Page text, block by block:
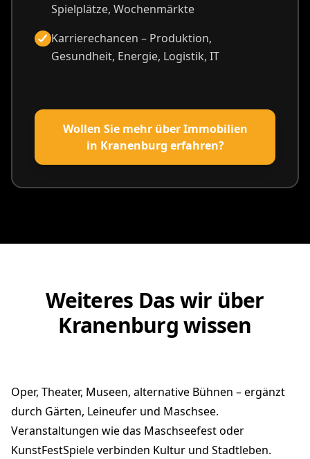
Spielplätze, Wochenmärkte
Karrierechancen – Produktion,
Gesundheit, Energie, Logistik, IT
Wollen Sie mehr über Immobilien
in Kranenburg erfahren?
Weiteres Das wir über
Kranenburg wissen
Oper, Theater, Museen, alternative Bühnen – ergänzt
durch Gärten, Leineufer und Maschsee.
Veranstaltungen wie das Maschseefest oder
KunstFestSpiele verbinden Kultur und Stadtleben.